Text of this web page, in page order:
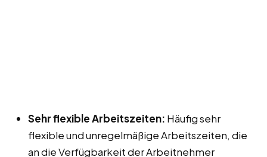
Sehr flexible Arbeitszeiten: Häufig sehr
flexible und unregelmäßige Arbeitszeiten, die
an die Verfügbarkeit der Arbeitnehmer